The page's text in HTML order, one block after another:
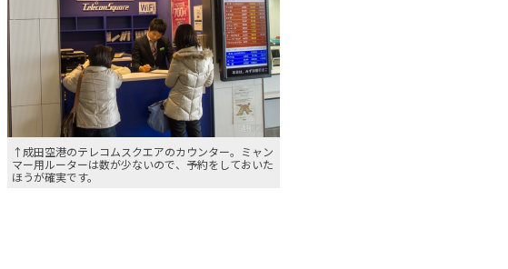
↑成田空港のテレコムスクエアのカウンター。ミャン
マー用ルーターは数が少ないので、予約をしておいた
ほうが確実です。